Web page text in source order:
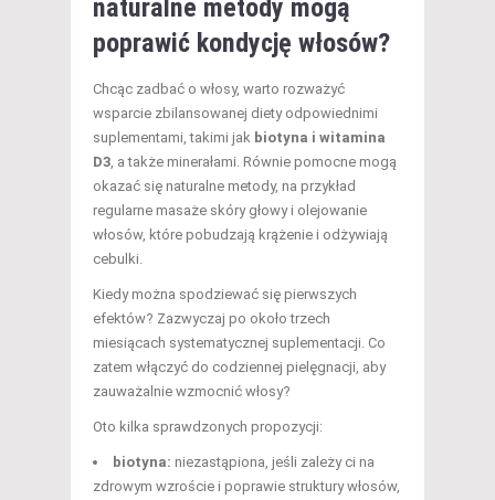
naturalne metody mogą
poprawić kondycję włosów?
Chcąc zadbać o włosy, warto rozważyć
wsparcie zbilansowanej diety odpowiednimi
suplementami, takimi jak biotyna i witamina
D3 , a także minerałami. Równie pomocne mogą
okazać się naturalne metody, na przykład
regularne masaże skóry głowy i olejowanie
włosów, które pobudzają krążenie i odżywiają
cebulki.
Kiedy można spodziewać się pierwszych
efektów? Zazwyczaj po około trzech
miesiącach systematycznej suplementacji. Co
zatem włączyć do codziennej pielęgnacji, aby
zauważalnie wzmocnić włosy?
Oto kilka sprawdzonych propozycji:
biotyna: niezastąpiona, jeśli zależy ci na
zdrowym wzroście i poprawie struktury włosów,